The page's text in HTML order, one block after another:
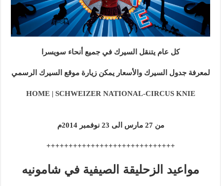
كل عام يتنقل السيرك في جميع أنحاء سويسرا
لمعرفة جدول السيرك والأسعار يمكن زيارة موقع السيرك الرسمي
HOME | SCHWEIZER NATIONAL-CIRCUS KNIE
من 27 مارس الى 23 نوفمبر 2014م
+++++++++++++++++++++++++++++
مواعيد الزحليقة الصيفية في شامونيه